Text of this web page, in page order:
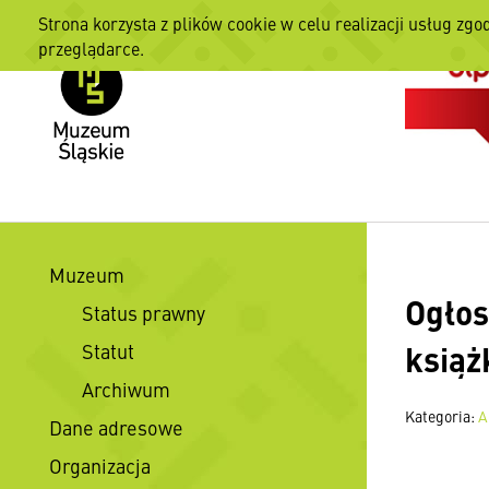
Muzeum
Status prawny
Statut
Archiwum
Dane adresowe
Organizacja
Kategoria:
Strona korzysta z plików cookie w celu realizacji usług
przeglądarce.